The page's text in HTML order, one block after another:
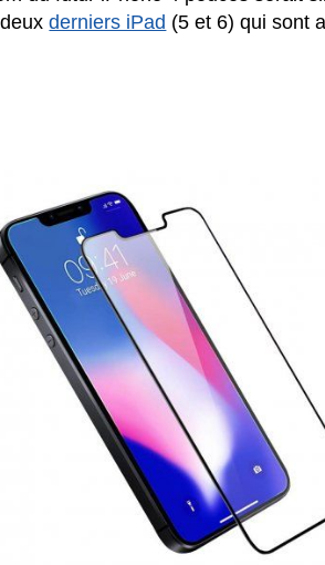
deuxderniers iPad (5 et 6) qui sont